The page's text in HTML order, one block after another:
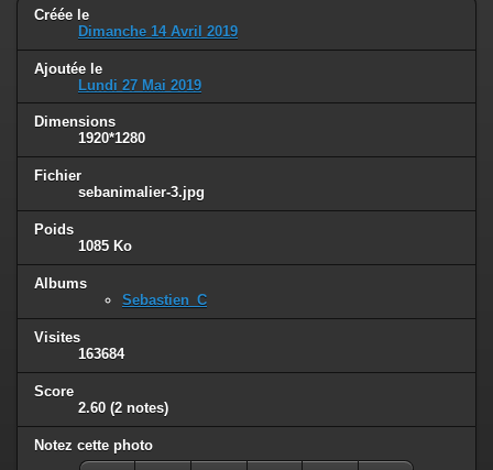
Créée le
Dimanche 14 Avril 2019
Ajoutée le
Lundi 27 Mai 2019
Dimensions
1920*1280
Fichier
sebanimalier-3.jpg
Poids
1085 Ko
Albums
Sebastien_C
Visites
163684
Score
2.60 (2 notes)
Notez cette photo